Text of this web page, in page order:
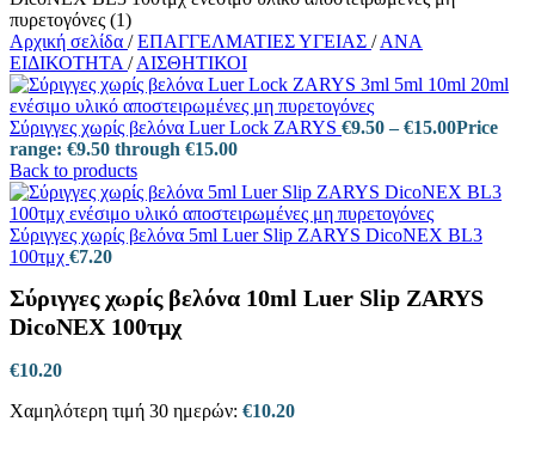
Αρχική σελίδα / ΕΠΑΓΓΕΛΜΑΤΙΕΣ ΥΓΕΙΑΣ / ΑΝΑ
ΕΙΔΙΚΟΤΗΤΑ / ΑΙΣΘΗΤΙΚΟΙ
Σύριγγες χωρίς βελόνα Luer Lock ZARYS €9.50 – €15.00Price
range: €9.50 through €15.00
Back to products
Σύριγγες χωρίς βελόνα 5ml Luer Slip ZARYS DicoNEX BL3
100τμχ €7.20
Σύριγγες χωρίς βελόνα 10ml Luer Slip ZARYS
DicoNEX 100τμχ
€10.20
Χαμηλότερη τιμή 30 ημερών: €10.20